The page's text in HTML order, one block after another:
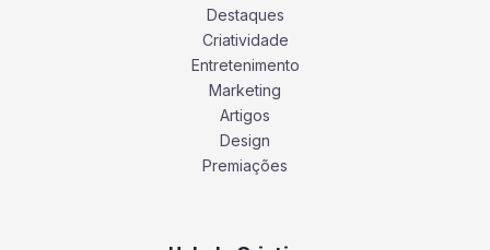
Destaques
Criatividade
Entretenimento
Marketing
Artigos
Design
Premiações